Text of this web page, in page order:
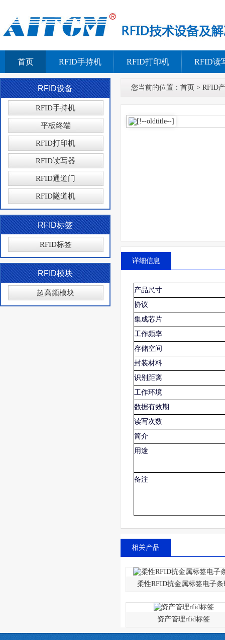
首页 RFID手持机 RFID打印机 RFID读
RFID设备
RFID手持机
平板终端
RFID打印机
RFID读写器
RFID通道门
RFID隧道机
RFID标签
RFID标签
RFID模块
超高频模块
您当前的位置： 首页 > RFID
详细信息
产品尺寸
协议
集成芯片
工作频率
存储空间
封装材料
识别距离
工作环境
数据有效期
读写次数
简介
用途
备注
相关产品
柔性RFID抗金属标签电子条
资产管理rfid标签